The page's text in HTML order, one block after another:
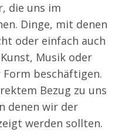
die uns im
Dinge, mit denen
oder einfach auch
Musik oder
beschäftigen.
Bezug zu uns
denen wir der
werden sollten.